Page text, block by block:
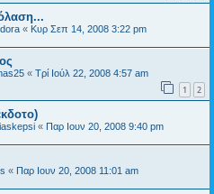
« Κυρ Σεπ 14, 2008 3:22 pm
« Τρί Ιούλ 22, 2008 4:57 am
1 2
« Παρ Ιουν 20, 2008 9:40 pm
« Παρ Ιουν 20, 2008 11:01 am